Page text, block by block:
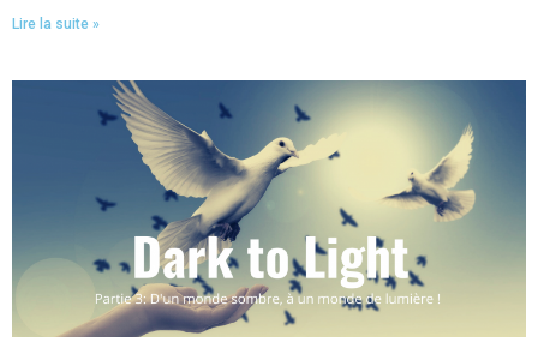
Lire la suite »